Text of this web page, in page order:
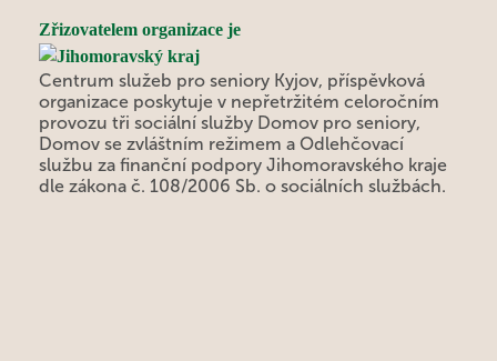
Zřizovatelem organizace je
Centrum služeb pro seniory Kyjov, příspěvková
organizace poskytuje v nepřetržitém celoročním
provozu tři sociální služby Domov pro seniory,
Domov se zvláštním režimem a Odlehčovací
službu za finanční podpory Jihomoravského kraje
dle zákona č. 108/2006 Sb. o sociálních službách.